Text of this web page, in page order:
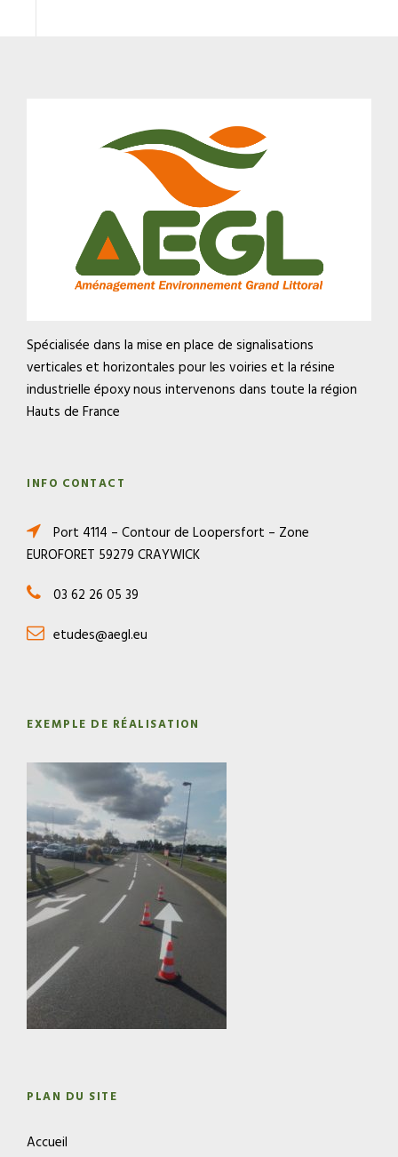
Spécialisée dans la mise en place de signalisations
verticales et horizontales pour les voiries et la résine
industrielle époxy nous intervenons dans toute la région
Hauts de France
INFO CONTACT
Port 4114 – Contour de Loopersfort – Zone
EUROFORET 59279 CRAYWICK
03 62 26 05 39
etudes@aegl.eu
EXEMPLE DE RÉALISATION
PLAN DU SITE
Accueil